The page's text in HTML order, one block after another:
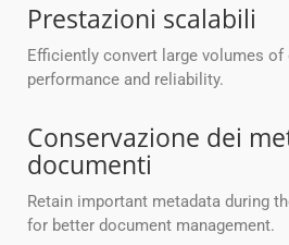
Prestazioni scalabili
Efficiently convert large volumes
performance and reliability.
Conservazione dei
documenti
Retain important metadata during
for better document management.